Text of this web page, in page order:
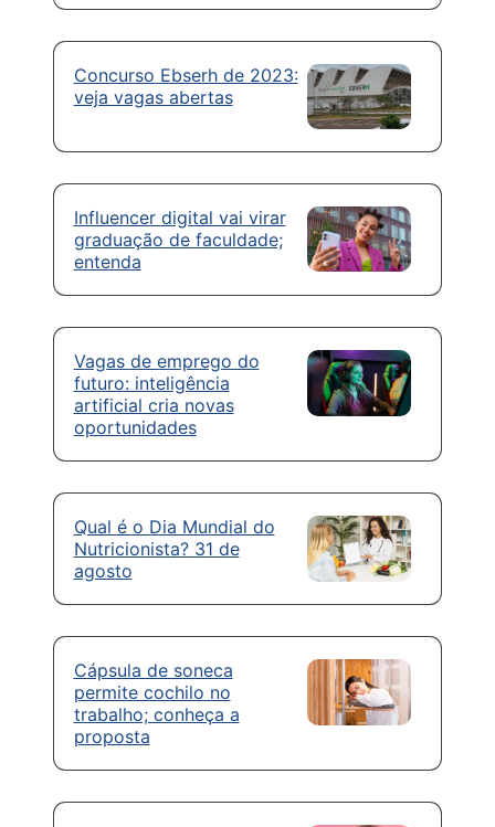
Concurso Ebserh de 2023:
veja vagas abertas
Influencer digital vai virar
graduação de faculdade;
entenda
Vagas de emprego do
futuro: inteligência
artificial cria novas
oportunidades
Qual é o Dia Mundial do
Nutricionista? 31 de
agosto
Cápsula de soneca
permite cochilo no
trabalho; conheça a
proposta